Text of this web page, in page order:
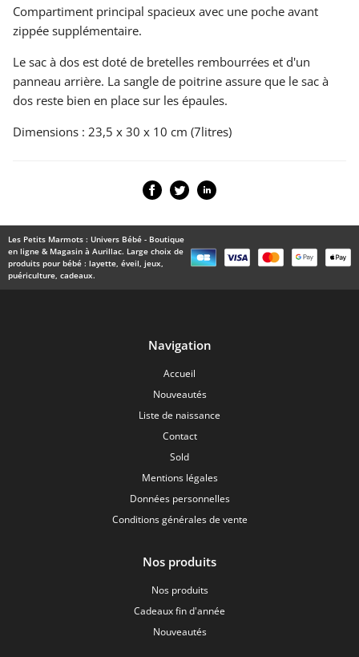
Compartiment principal spacieux avec une poche avant
zippée supplémentaire.
Le sac à dos est doté de bretelles rembourrées et d'un
panneau arrière. La sangle de poitrine assure que le sac à
dos reste bien en place sur les épaules.
Dimensions : 23,5 x 30 x 10 cm (7litres)
Les Petits Marmots : Univers Bébé - Boutique
en ligne & Magasin à Aurillac. Large choix de
produits pour bébé : layette, éveil, jeux,
puériculture, cadeaux.
Navigation
Accueil
Nouveautés
Liste de naissance
Contact
Sold
Mentions légales
Données personnelles
Conditions générales de vente
Nos produits
Nos produits
Cadeaux fin d'année
Nouveautés